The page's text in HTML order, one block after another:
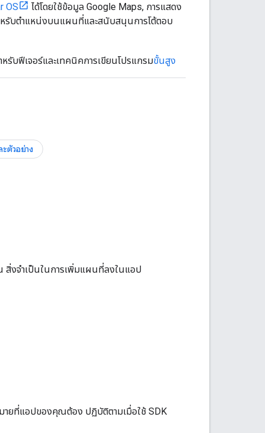
OS
ได้โดยใช้ข้อมูล Google Maps, การแสดง
รับตำแหน่งบนแผนที่และสนับสนุนการโต้ตอบ
รับฟีเจอร์และเทคนิคการเขียนโปรแกรมขั้นสูง
ะตัวอย่าง
สิ่งจำเป็นในการเพิ่มแผนที่ลงในแอป
ายที่แอปของคุณต้อง ปฏิบัติตามเมื่อใช้ SDK